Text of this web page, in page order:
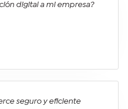
digital a mi empresa?
seguro y eficiente